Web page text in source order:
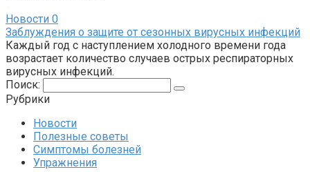
Новости 0
Заблуждения о защите от сезонных вирусных инфекций
Каждый год с наступлением холодного времени года
возрастает количество случаев острых респираторных
вирусных инфекций.
Поиск:
Рубрики
Новости
Полезные советы
Симптомы болезней
Упражнения